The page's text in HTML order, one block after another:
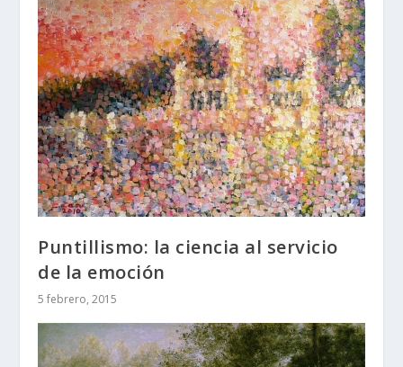
Puntillismo: la ciencia al servicio
de la emoción
5 febrero, 2015